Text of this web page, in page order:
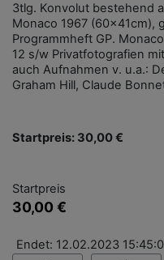
3tlg. Konvolut bestehend
Monaco 1967 (60x41cm),
Programmheft GP.
12 s/w Privatfotografien
auch Aufnahmen v. u.a.:
Graham Hill, Claude
Startpreis: 30,00 €
Startpreis
30,00 €
Endet: 12.02.2023